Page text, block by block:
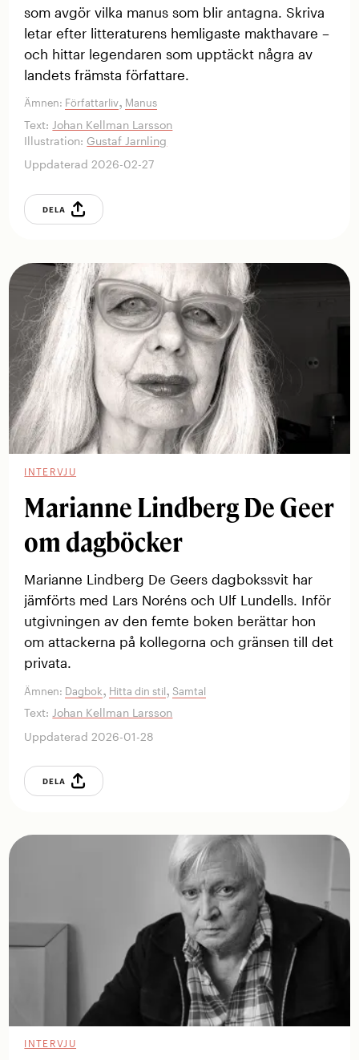
som avgör vilka manus som blir antagna. Skriva
letar efter litteraturens hemligaste makthavare –
och hittar legendaren som upptäckt några av
landets främsta författare.
Ämnen: Författarliv, Manus
Text: Johan Kellman Larsson
Illustration: Gustaf Jarnling
Uppdaterad 2026-02-27
DELA
INTERVJU
Marianne Lindberg De Geer
om dagböcker
Marianne Lindberg De Geers dagbokssvit har
jämförts med Lars Noréns och Ulf Lundells. Inför
utgivningen av den femte boken berättar hon
om attackerna på kollegorna och gränsen till det
privata.
Ämnen: Dagbok, Hitta din stil,Samtal
Text: Johan Kellman Larsson
Uppdaterad 2026-01-28
DELA
INTERVJU